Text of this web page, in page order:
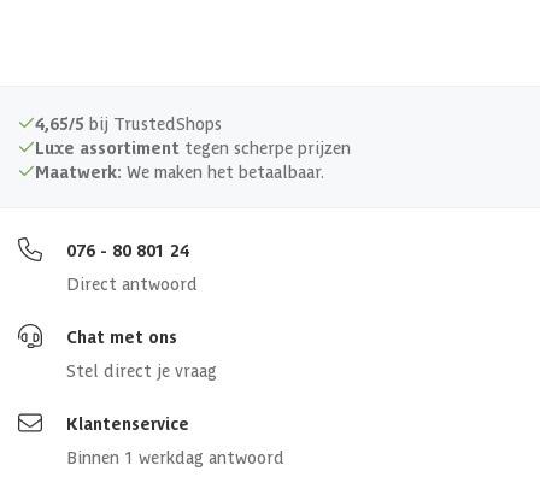
4,65/5 bij TrustedShops
Luxe assortiment tegen scherpe prijzen
Maatwerk: We maken het betaalbaar.
076 - 80 801 24
Direct antwoord
Chat met ons
Stel direct je vraag
Klantenservice
Binnen 1 werkdag antwoord